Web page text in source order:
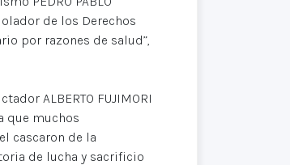
de los Derechos
por razones de salud”,
ALBERTO FUJIMORI
que muchos
cascaron de la
de lucha y sacrificio